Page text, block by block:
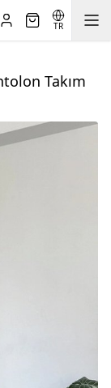
TR
Takım